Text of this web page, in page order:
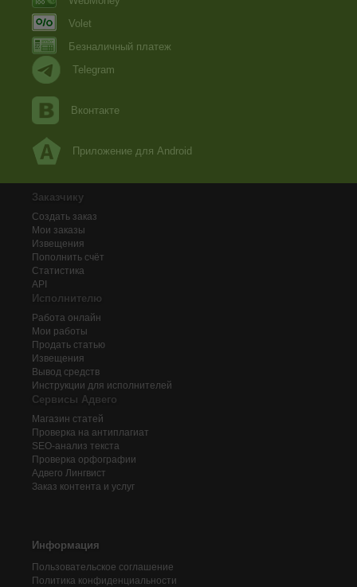
Volet
Безналичный платеж
Telegram
Вконтакте
Приложение для Android
Заказчику
Создать заказ
Мои заказы
Извещения
Пополнить счёт
Статистика
API
Исполнителю
Работа онлайн
Мои работы
Продать статью
Извещения
Вывод средств
Инструкции для исполнителей
Сервисы Адвего
Магазин статей
Проверка на антиплагиат
SEO-анализ текста
Проверка орфографии
Адвего Лингвист
Заказ контента и услуг
Информация
Пользовательское соглашение
Политика конфиденциальности